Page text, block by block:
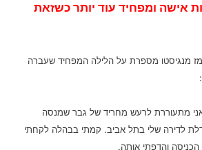
אישה ומפחיד עוד יותר כשזאת
מנגיסטו מספרת על הלילה המפחיד שעברה
אני מתעוררת לרעש מחריד של גבר שמנסה
לדירה שלי בתל אביב. קמתי בבהלה לקחתי
והדפתי אותה.